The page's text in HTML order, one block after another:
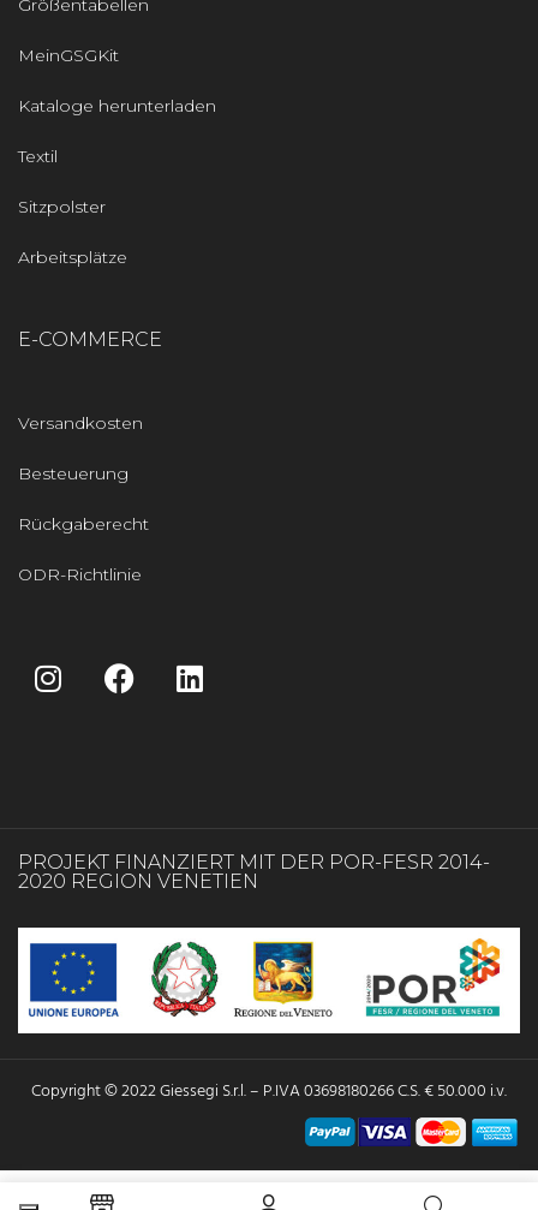
Größentabellen
MeinGSGKit
Kataloge herunterladen
Textil
Sitzpolster
Arbeitsplätze
E-COMMERCE
Versandkosten
Besteuerung
Rückgaberecht
ODR-Richtlinie
PROJEKT FINANZIERT MIT DER POR-FESR 2014-
2020 REGION VENETIEN
Copyright © 2022 Giessegi S.r.l. – P.IVA 03698180266 C.S. € 50.000 i.v.